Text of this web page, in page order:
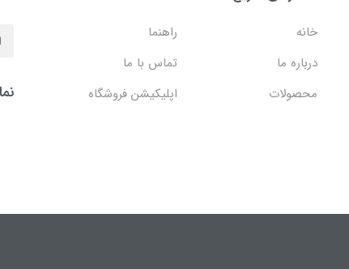
خانه
راهنما
درباره ما
تماس با ما
محصولات
اپلیکیشن فروشگاه